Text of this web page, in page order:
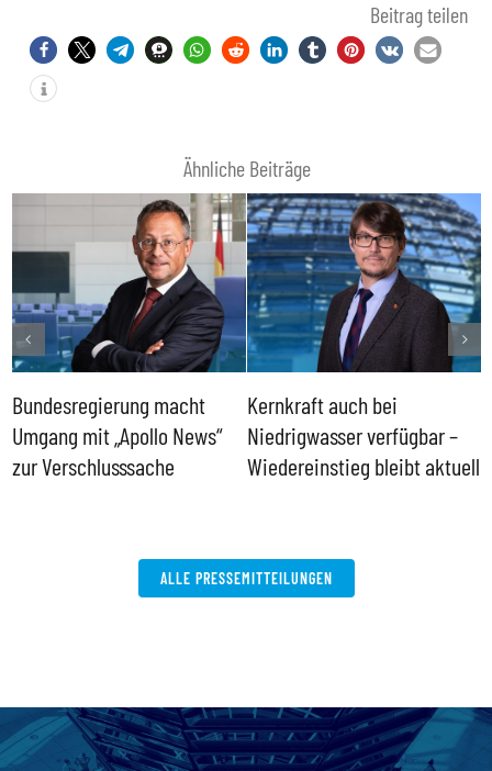
Beitrag teilen
Ähnliche Beiträge
Bundesregierung macht
Umgang mit „Apollo News“
zur Verschlusssache
Kernkraft auch bei
Niedrigwasser verfügbar –
Wiedereinstieg bleibt aktuell
ALLE PRESSEMITTEILUNGEN